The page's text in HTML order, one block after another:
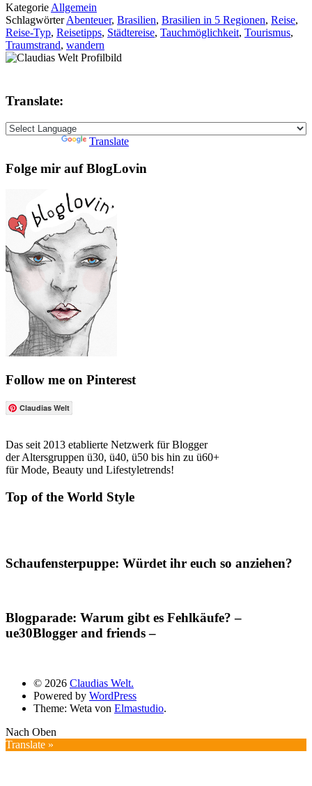
Kategorie Allgemein
SchlagwörterAbenteuer, Brasilien, Brasilien in 5 Regionen, Reise,
Reise-Typ, Reisetipps, Städtereise, Tauchmöglichkeit, Tourismus,
Traumstrand, wandern
Translate:
Translate
Folge mir auf BlogLovin
Follow me on Pinterest
Claudias Welt
Das seit 2013 etablierte Netzwerk für Blogger
der Altersgruppen ü30, ü40, ü50 bis hin zu ü60+
für Mode, Beauty und Lifestyletrends!
Top of the World Style
Schaufensterpuppe: Würdet ihr euch so anziehen?
Blogparade: Warum gibt es Fehlkäufe? –
ue30Blogger and friends –
© 2026 Claudias Welt.
Powered by WordPress
Theme: Weta von Elmastudio.
Nach Oben
Translate »